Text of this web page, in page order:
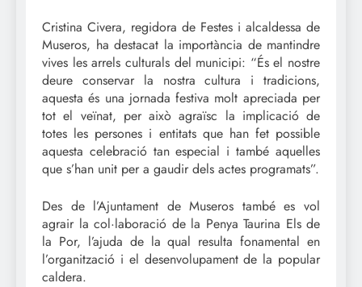
Cristina Civera, regidora de Festes i alcaldessa de
Museros, ha destacat la importància de mantindre
vives les arrels culturals del municipi: “És el nostre
deure conservar la nostra cultura i tradicions,
aquesta és una jornada festiva molt apreciada per
tot el veïnat, per això agraïsc la implicació de
totes les persones i entitats que han fet possible
aquesta celebració tan especial i també aquelles
que s’han unit per a gaudir dels actes programats”.
Des de l’Ajuntament de Museros també es vol
agrair la col·laboració de la Penya Taurina Els de
la Por, l’ajuda de la qual resulta fonamental en
l’organització i el desenvolupament de la popular
caldera.